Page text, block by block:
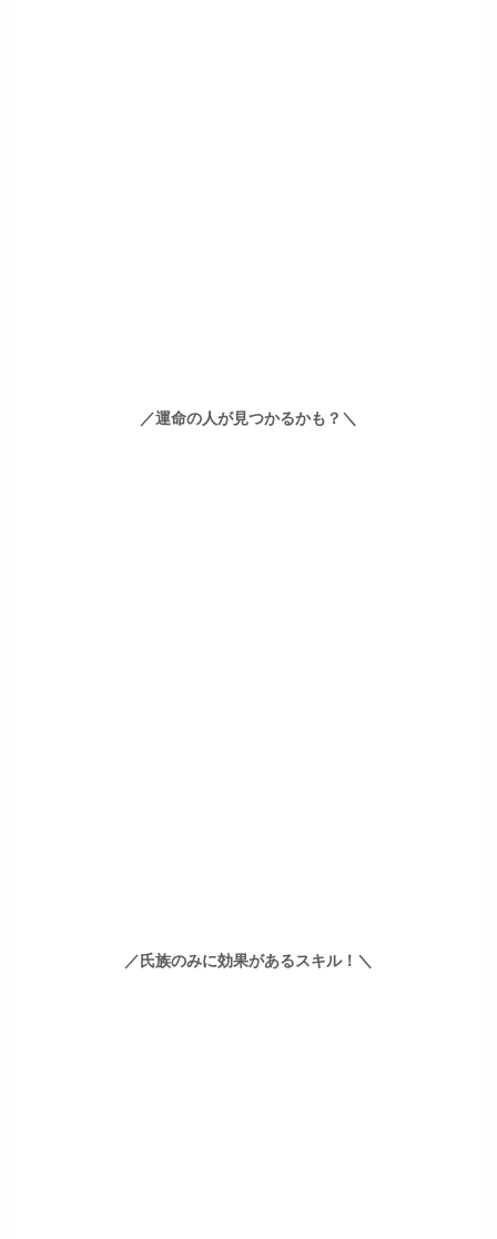
／運命の人が見つかるかも？＼
／氏族のみに効果があるスキル！＼